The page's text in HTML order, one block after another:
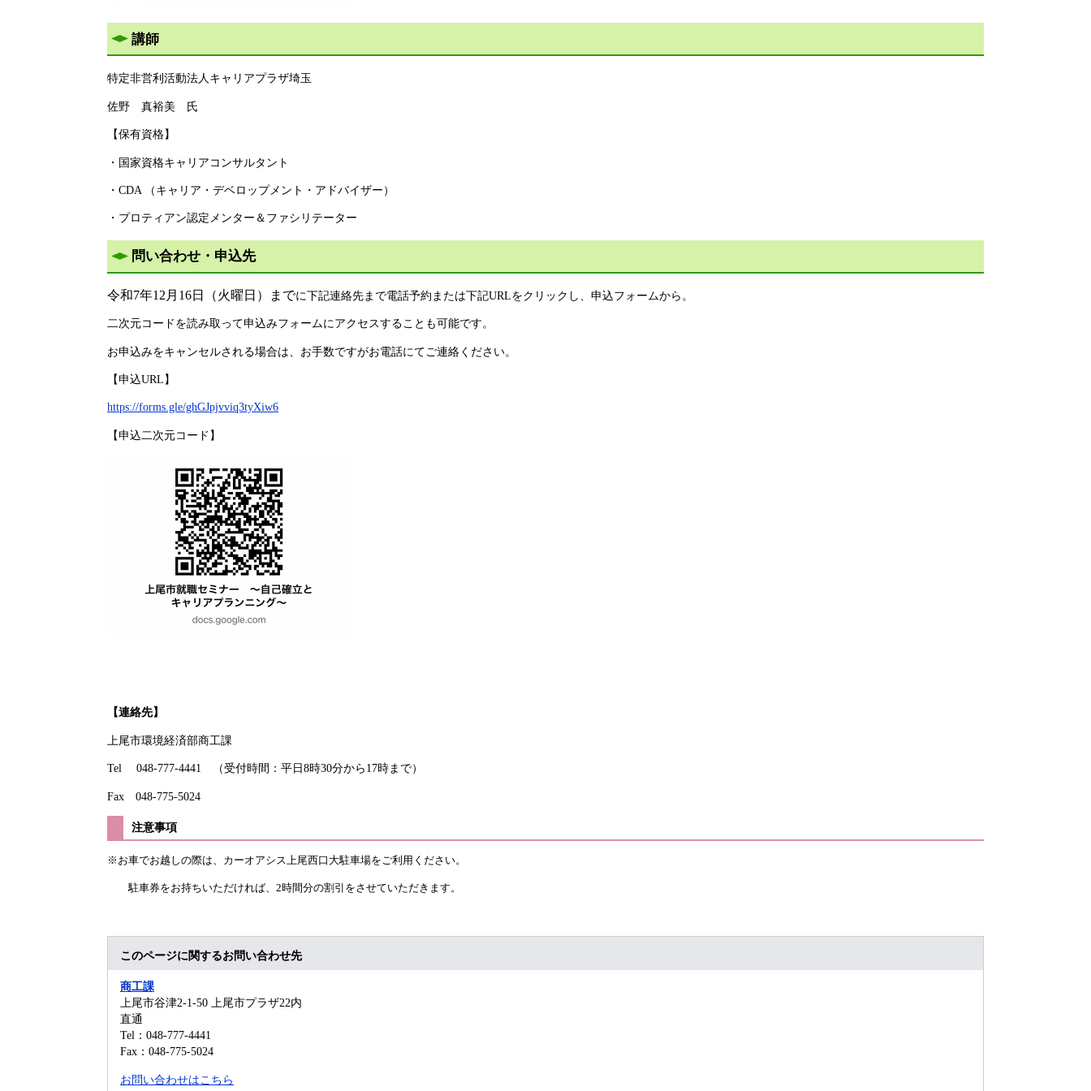
講師
特定非営利活動法人キャリアプラザ埼玉
佐野 真裕美 ​氏
【保有資格】
・国家資格キャリアコンサルタント
・CDA （キャリア・デベロップメント・アドバイザー）
・プロティアン認定メンター＆ファシリテーター
問い合わせ・申込先
令和7年12月16日（火曜日）までに下記連絡先まで電話予約または下記URLをクリックし、申込フォームから。
二次元コードを読み取って申込みフォームにアクセスすることも可能です。
お申込みをキャンセルされる場合は、お手数ですがお電話にてご連絡ください。
【申込URL】
https://forms.gle/ghGJpjvviq3tyXiw6
【申込二次元コード】
【連絡先】
上尾市環境経済部商工課
Tel 048-777-4441 （受付時間：平日8時30分から17時まで）
Fax 048-775-5024
注意事項
※お車でお越しの際は、カーオアシス上尾西口大駐車場をご利用ください。
駐車券をお持ちいただければ、2時間分の割引をさせていただきます。
このページに関するお問い合わせ先
商工課
上尾市谷津2-1-50 上尾市プラザ22内
直通
Tel：048-777-4441
Fax：048-775-5024
お問い合わせはこちら